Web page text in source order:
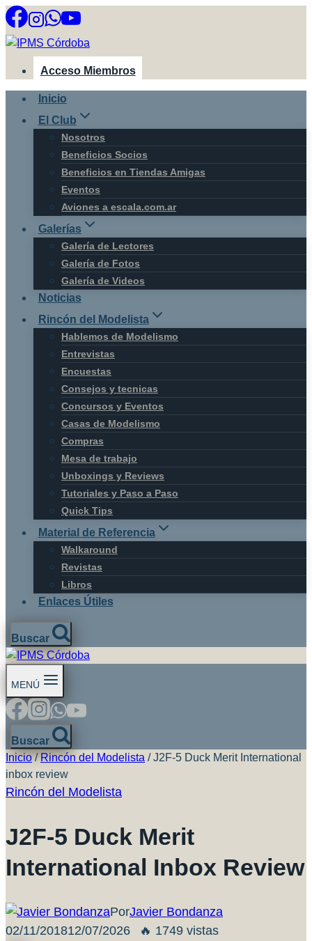
Saltar
al
contenido
Acceso Miembros
Inicio
El Club
Nosotros
Beneficios Socios
Beneficios en Tiendas Amigas
Eventos
Aviones a escala.com.ar
Galerías
Galería de Lectores
Galería de Fotos
Galería de Videos
Noticias
Rincón del Modelista
Hablemos de Modelismo
Entrevistas
Encuestas
Consejos y tecnicas
Concursos y Eventos
Casas de Modelismo
Compras
Mesa de trabajo
Unboxings y Reviews
Tutoriales y Paso a Paso
Quick Tips
Material de Referencia
Walkaround
Revistas
Libros
Enlaces Útiles
Buscar
MENÚ
Buscar
Inicio / Rincón del Modelista / J2F-5 Duck Merit International
inbox review
Rincón del Modelista
J2F-5 Duck Merit
International Inbox Review
PorJavier Bondanza
02/11/201812/07/2026 🔥 1749 vistas